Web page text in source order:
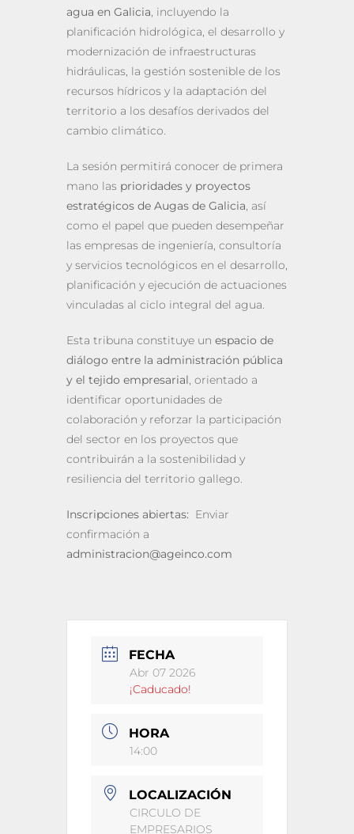
agua en Galicia, incluyendo la
planificación hidrológica, el desarrollo y
modernización de infraestructuras
hidráulicas, la gestión sostenible de los
recursos hídricos y la adaptación del
territorio a los desafíos derivados del
cambio climático.
La sesión permitirá conocer de primera
mano las prioridades y proyectos
estratégicos de Augas de Galicia, así
como el papel que pueden desempeñar
las empresas de ingeniería, consultoría
y servicios tecnológicos en el desarrollo,
planificación y ejecución de actuaciones
vinculadas al ciclo integral del agua.
Esta tribuna constituye un espacio de
diálogo entre la administración pública
y el tejido empresarial, orientado a
identificar oportunidades de
colaboración y reforzar la participación
del sector en los proyectos que
contribuirán a la sostenibilidad y
resiliencia del territorio gallego.
Inscripciones abiertas: Enviar
confirmación a
administracion@ageinco.com
FECHA
Abr 07 2026
¡Caducado!
HORA
14:00
LOCALIZACIÓN
CIRCULO DE
EMPRESARIOS